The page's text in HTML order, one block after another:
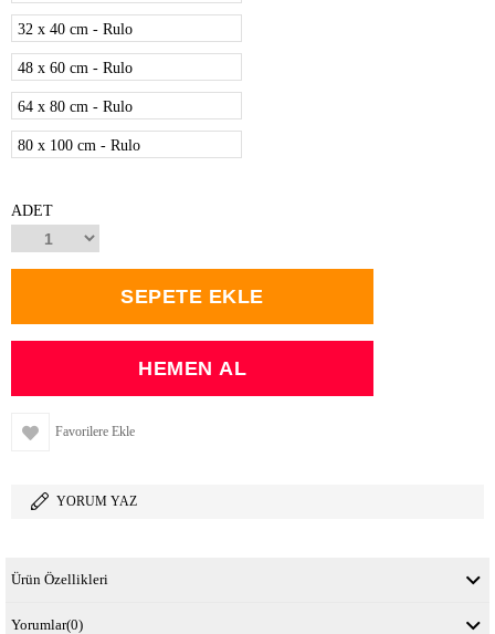
32 x 40 cm - Rulo
48 x 60 cm - Rulo
64 x 80 cm - Rulo
80 x 100 cm - Rulo
ADET
Favorilere Ekle
YORUM YAZ
Ürün Özellikleri
Yorumlar(0)